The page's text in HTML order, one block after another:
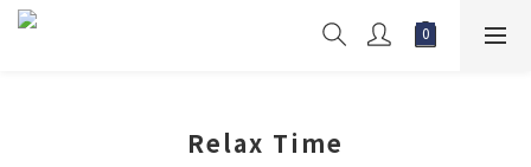
Relax Time